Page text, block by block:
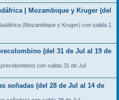
| Mozambique y Kruger (del
(Mozambique y Kruger) con salida 1
(del 31 de Jul al 19 de
con salida 31 de Jul
soñadas (del 28 de Jul al 14 de